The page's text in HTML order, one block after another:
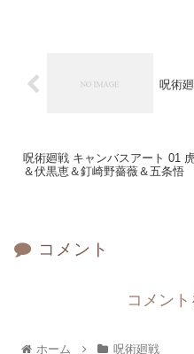
呪術
呪術廻戦 キャンバスアート 01
＆伏黒恵＆釘崎野薔薇＆五条悟
コメント
コメン
ホーム 呪術廻戦